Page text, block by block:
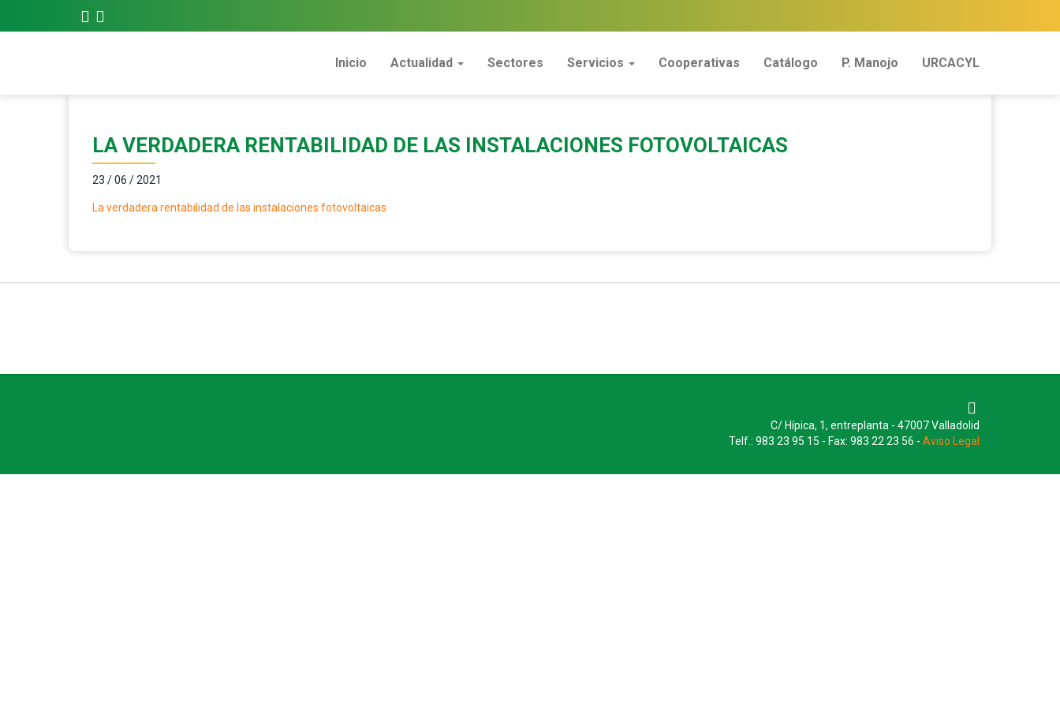
Inicio Actualidad Sectores Servicios Cooperativas Catálogo P. Manojo URCACYL
LA VERDADERA RENTABILIDAD DE LAS INSTALACIONES FOTOVOLTAICAS
23 / 06 / 2021
La verdadera rentabilidad de las instalaciones fotovoltaicas
C/ Hípica, 1, entreplanta - 47007 Valladolid
Telf.: 983 23 95 15 - Fax: 983 22 23 56 - Aviso Legal